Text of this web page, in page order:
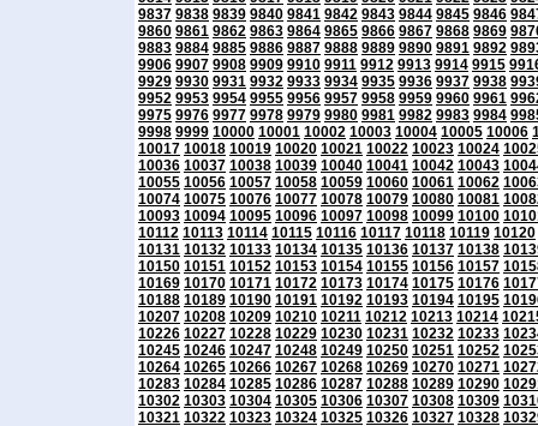
9837 9838 9839 9840 9841 9842 9843 9844 9845 9846
9860 9861 9862 9863 9864 9865 9866 9867 9868 9869
9883 9884 9885 9886 9887 9888 9889 9890 9891 9892
9906 9907 9908 9909 9910 9911 9912 9913 9914 9915
9929 9930 9931 9932 9933 9934 9935 9936 9937 9938
9952 9953 9954 9955 9956 9957 9958 9959 9960 9961
9975 9976 9977 9978 9979 9980 9981 9982 9983 9984
9998 9999 10000 10001 10002 10003 10004 10005 10006
10017 10018 10019 10020 10021 10022 10023 10024
10036 10037 10038 10039 10040 10041 10042 10043
10055 10056 10057 10058 10059 10060 10061 10062
10074 10075 10076 10077 10078 10079 10080 10081
10093 10094 10095 10096 10097 10098 10099 10100
10112 10113 10114 10115 10116 10117 10118 10119 10120
10131 10132 10133 10134 10135 10136 10137 10138
10150 10151 10152 10153 10154 10155 10156 10157
10169 10170 10171 10172 10173 10174 10175 10176
10188 10189 10190 10191 10192 10193 10194 10195
10207 10208 10209 10210 10211 10212 10213 10214
10226 10227 10228 10229 10230 10231 10232 10233
10245 10246 10247 10248 10249 10250 10251 10252
10264 10265 10266 10267 10268 10269 10270 10271
10283 10284 10285 10286 10287 10288 10289 10290
10302 10303 10304 10305 10306 10307 10308 10309
10321 10322 10323 10324 10325 10326 10327 10328